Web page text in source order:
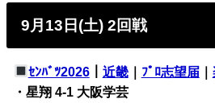
9月13日(土) 2回戦
ｾﾝﾊﾞﾂ2026｜ 近畿｜ ﾌﾟﾛ志望届｜
・星翔 4-1 大阪学芸